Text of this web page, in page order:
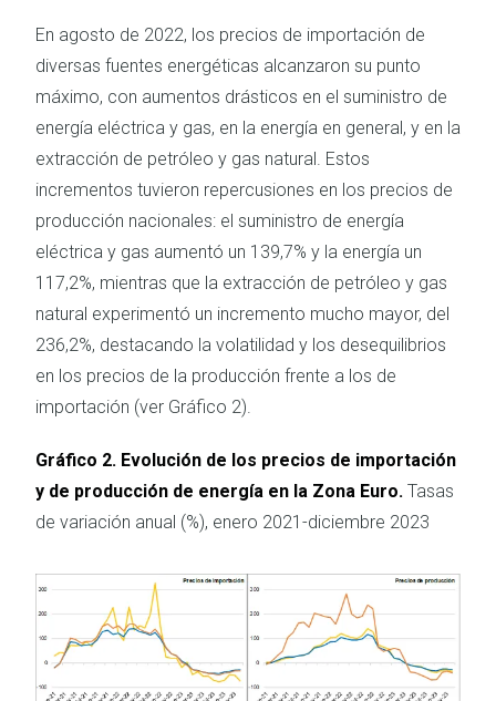
En agosto de 2022, los precios de importación de
diversas fuentes energéticas alcanzaron su punto
máximo, con aumentos drásticos en el suministro de
energía eléctrica y gas, en la energía en general, y en la
extracción de petróleo y gas natural. Estos
incrementos tuvieron repercusiones en los precios de
producción nacionales: el suministro de energía
eléctrica y gas aumentó un 139,7% y la energía un
117,2%, mientras que la extracción de petróleo y gas
natural experimentó un incremento mucho mayor, del
236,2%, destacando la volatilidad y los desequilibrios
en los precios de la producción frente a los de
importación (ver Gráfico 2).
Gráfico 2. Evolución de los precios de importación
y de producción de energía en la Zona Euro. Tasas
de variación anual (%), enero 2021-diciembre 2023
Imagen